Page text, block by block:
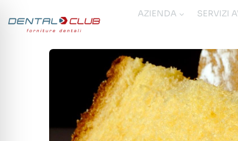
contenuto
AZIENDA SERVIZI